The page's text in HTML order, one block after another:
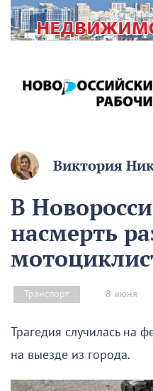
Виктория
В
насмерть
Транспорт 8 июня
Трагедия случилась на
на выезде из города.